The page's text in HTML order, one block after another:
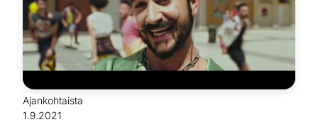
Ajankohtaista
1.9.2021